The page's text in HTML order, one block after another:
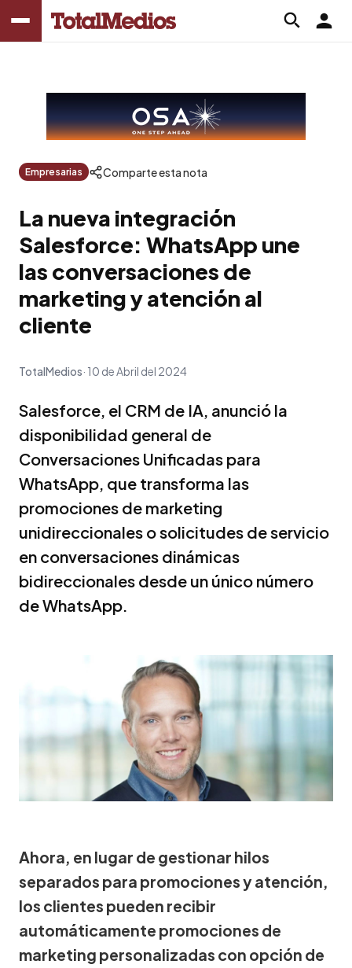
Empresarias Comparte esta nota
La nueva integración
Salesforce: WhatsApp une
las conversaciones de
marketing y atención al
cliente
TotalMedios 10 de Abril del 2024
Salesforce, el CRM de IA, anunció la
disponibilidad general de
Conversaciones Unificadas para
WhatsApp, que transforma las
promociones de marketing
unidireccionales o solicitudes de servicio
en conversaciones dinámicas
bidireccionales desde un único número
de WhatsApp.
Ahora, en lugar de gestionar hilos
separados para promociones y atención,
los clientes pueden recibir
automáticamente promociones de
marketing personalizadas con opción de